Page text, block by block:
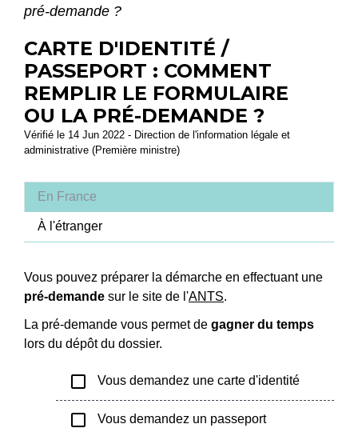
pré-demande ?
CARTE D'IDENTITÉ /
PASSEPORT : COMMENT
REMPLIR LE FORMULAIRE
OU LA PRÉ-DEMANDE ?
Vérifié le 14 Jun 2022 - Direction de l'information légale et
administrative (Première ministre)
En France
À l'étranger
Vous pouvez préparer la démarche en effectuant une
pré-demande sur le site de l'ANTS.
La pré-demande vous permet de gagner du temps
lors du dépôt du dossier.
check_box_outline_blank Vous demandez une carte d'identité
check_box_outline_blank Vous demandez un passeport